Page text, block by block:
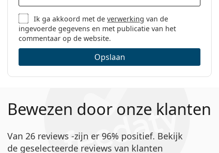
Ik ga akkoord met deverwerking van de
ingevoerde gegevens en met publicatie van het
commentaar op de website.
Opslaan
Bewezen door onze klanten
Van 26 reviews -zijn er 96% positief. Bekijk
de geselecteerde reviews van klanten